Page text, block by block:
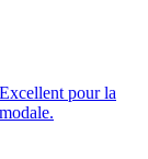
pour la